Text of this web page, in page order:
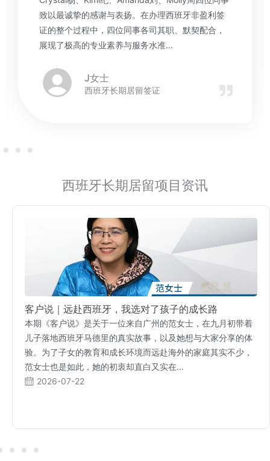
致以最诚挚的感谢与表扬。在办理西班牙非盈利签
证的整个过程中，四位同事各司其职、默契配合，
展现了极高的专业素养与服务水准...
J女士
西班牙长期居留签证
西班牙长期居留项目资讯
客户说｜远赴西班牙，我选对了孩子的成长路
本期《客户说》是关于一位来自广州的范女士，在九月初带着
儿子落地西班牙马德里的真实故事，以及她想与大家分享的体
验。为了子女的教育和成长环境而远赴海外的家庭其实不少，
范女士也是如此，她的初衷却直白又实在...
2026-07-22